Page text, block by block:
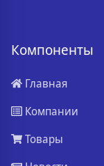
Компоненты
Главная
Компании
Товары